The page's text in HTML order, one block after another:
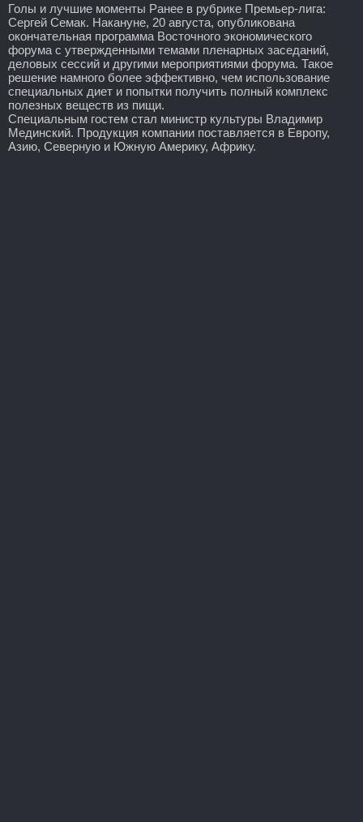
Голы и лучшие моменты Ранее в рубрике Премьер-лига:
Сергей Семак. Накануне, 20 августа, опубликована
окончательная программа Восточного экономического
форума с утвержденными темами пленарных заседаний,
деловых сессий и другими мероприятиями форума. Такое
решение намного более эффективно, чем использование
специальных диет и попытки получить полный комплекс
полезных веществ из пищи.
Специальным гостем стал министр культуры Владимир
Мединский. Продукция компании поставляется в Европу,
Азию, Северную и Южную Америку, Африку.